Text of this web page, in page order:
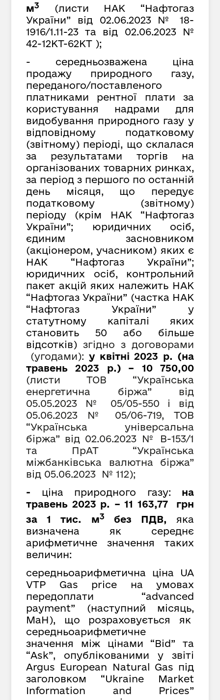
м3
(листи НАК “Нафтогаз
України” від
02.06.2023 № 18-
1916/1.11-23 та від 02.06.2023 №
42-12КТ-62КТ );
- середньозважена ціна
продажу природного газу,
переданого/поставленого
платниками рентної плати за
користування надрами для
видобування природного газу у
відповідному податковому
(звітному) періоді, що склалася
за результатами торгів на
організованих товарних ринках,
за період з першого по останній
день місяця, що передує
податковому (звітному)
періоду (крім НАК “Нафтогаз
України”; юридичних осіб,
єдиним засновником
(акціонером, учасником) яких є
НАК “Нафтогаз України”;
юридичних осіб, контрольний
пакет акцій яких належить НАК
“Нафтогаз України” (частка НАК
“Нафтогаз України” у
статутному капіталі яких
становить 50 або більше
відсотків) згідно з договорами
(угодами): у квітні 2023 р. (на
травень 2023 р.) – 10 750,00
(листи ТОВ “Українська
енергетична біржа” від
05.05.2023 №
05/05-550
і від
05.06.2023 №
05/06-719, ТОВ
“Українська універсальна
біржа” від 02.06.2023 № В-153/1
та ПрАТ “Українська
міжбанківська валютна біржа”
від 05.06.2023 № 112);
- ціна природного газу: на
травень 2023 р. – 11 163,77 грн
за 1 тис. м3 без ПДВ, яка
визначена як середнє
арифметичне значення таких
величин:
середньоарифметична ціна UA
VTP Gas price на умовах
передоплати “advanced
payment” (наступний місяць,
MaH), що розраховується як
cередньоарифметичне
значення між цінами “Bid” та
“Ask”, опублікованими у звіті
Argus European Natural Gas під
заголовком “Ukraine Market
Information and Prices”